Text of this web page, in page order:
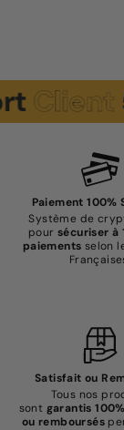
5/7
Paiement 100%
Système de
pour sécuriser à
paiements selon
Satisfait ou
Tous nos
sont garantis
ou remboursés